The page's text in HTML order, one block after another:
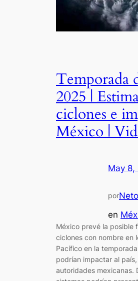
Temporada
2025 |
ciclones e
México |
May 8,
porNeto
en
México prevé la posible
ciclones con nombre en
Pacífico en la
podrían impactar al
autoridades mexicanas.